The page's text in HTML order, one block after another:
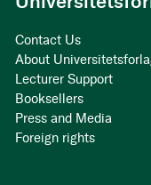
Contact Us
About
Lecturer Support
Booksellers
Press and Media
Foreign rights